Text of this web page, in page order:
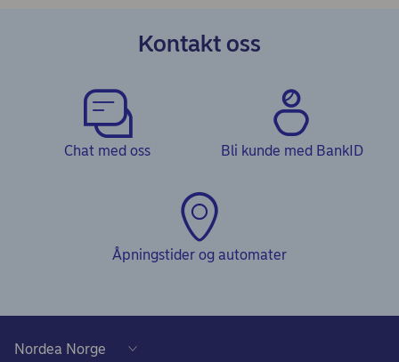
Kontakt oss
Chat med oss Bli kunde med BankID
Åpningstider og automater